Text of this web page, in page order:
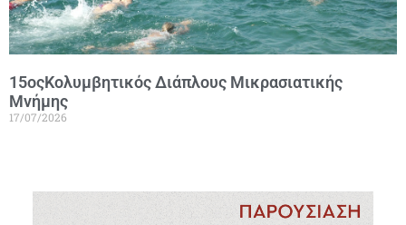
15οςΚολυμβητικός Διάπλους Μικρασιατικής
Μνήμης
17/07/2026